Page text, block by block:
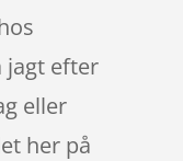
jagt efter
eller
her på